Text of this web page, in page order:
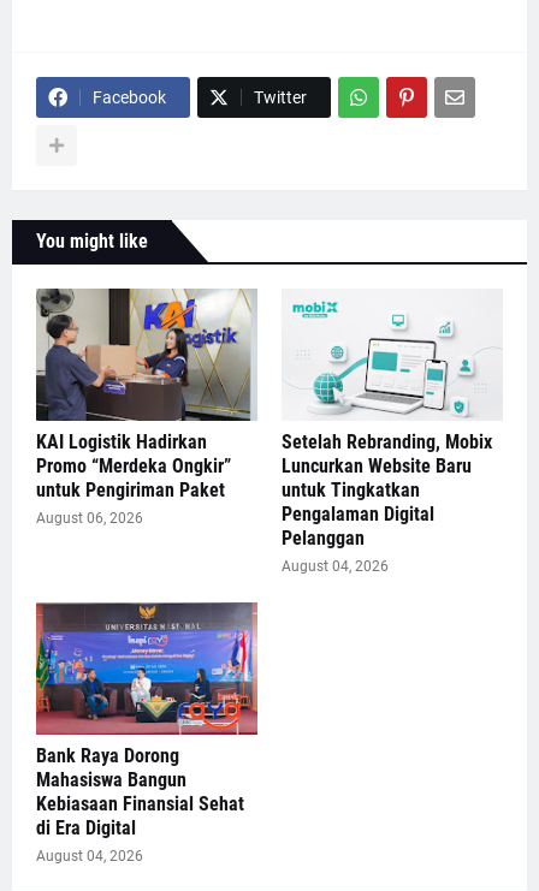
Facebook Twitter
You might like
KAI Logistik Hadirkan
Promo “Merdeka Ongkir”
untuk Pengiriman Paket
August 06, 2026
Setelah Rebranding, Mobix
Luncurkan Website Baru
untuk Tingkatkan
Pengalaman Digital
Pelanggan
August 04, 2026
Bank Raya Dorong
Mahasiswa Bangun
Kebiasaan Finansial Sehat
di Era Digital
August 04, 2026